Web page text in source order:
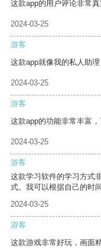
这款app的用户评论非常
2024-03-25
游客
这款app就像我的私人助
2024-03-25
游客
这款app的功能非常丰富
2024-03-25
游客
这款学习软件的学习方式
式。我可以根据自己的时
2024-03-25
游客
这款游戏非常好玩，画面